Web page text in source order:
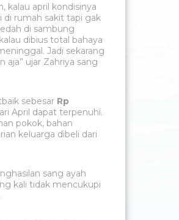
kalau april kondisinya
di rumah sakit tapi gak
di sambung
dibius total bahaya
Jadi sekarang
aja” ujar Zahriya sang
sebesar Rp
April dapat terpenuhi.
pokok, bahan
keluarga dibeli dari
sang ayah
kali tidak mencukupi